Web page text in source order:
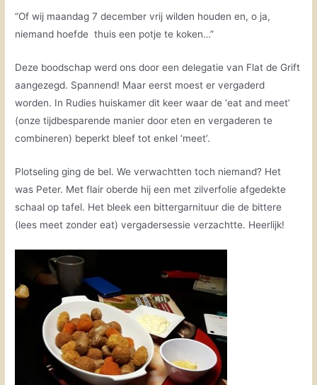
“Of wij maandag 7 december vrij wilden houden en, o ja,
niemand hoefde thuis een potje te koken…”
Deze boodschap werd ons door een delegatie van Flat de Grift
aangezegd. Spannend! Maar eerst moest er vergaderd
worden. In Rudies huiskamer dit keer waar de ‘eat and meet’
(onze tijdbesparende manier door eten en vergaderen te
combineren) beperkt bleef tot enkel ‘meet’.
Plotseling ging de bel. We verwachtten toch niemand? Het
was Peter. Met flair oberde hij een met zilverfolie afgedekte
schaal op tafel. Het bleek een bittergarnituur die de bittere
(lees meet zonder eat) vergadersessie verzachtte. Heerlijk!